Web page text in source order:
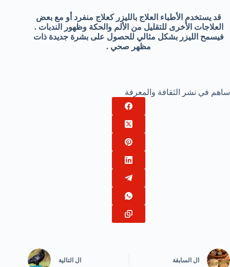
قد يستخدم الأطباء العلاج بالليزر كعلاج منفرد أو مع بعض
العلاجات الأخرى للتقليل من الألم والحكة وظهور الندبات .
فيسمح الليزر بشكل مثالي للحصول على بشرة جديدة ذات
مظهر صحي .
ساهم في نشر الثقافة والمعرفة
ال السابقة ال التالية